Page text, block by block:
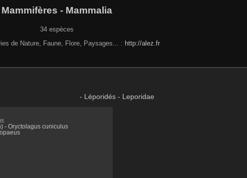
Mammifères - Mammalia
34 espèces
de Nature, Faune, Flore, Paysages... : http://alez.fr
- Léporidés - Leporidae
- Oryctolagus cuniculus